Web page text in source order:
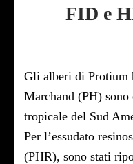
FID e
Gli alberi di Protium
Marchand (PH)
tropicale del Sud
Per l’essudato
(PHR), sono stati